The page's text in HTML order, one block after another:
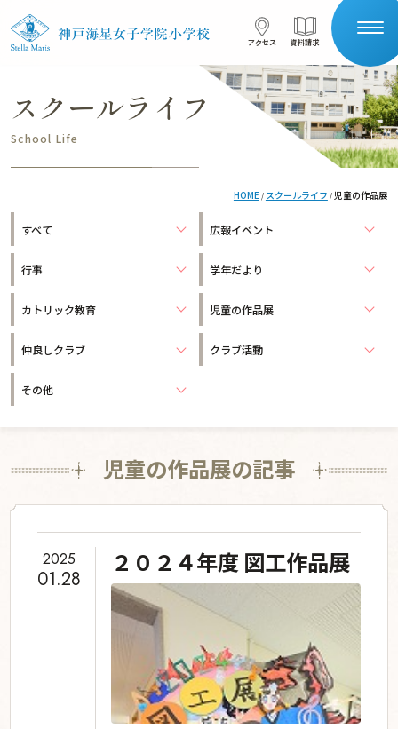
コンテンツへスキップ アクセス 資料請求
アクセス 資料請求
サイト内検索
HOME
学校案内
一貫教育
教育の特色
星の子の一日
年間行事
部活・委員会活動
入学案内
入学案内
募集要項
学校説明会・公開行事
お知らせ
スクールライフ
資料請求
交通アクセス 利用規約・免責事項
スクールライフ
School Life
HOME/ スクールライフ / 児童の作品展
すべて 広報イベント
行事 学年だより
カトリック教育 児童の作品展
仲良しクラブ クラブ活動
その他
児童の作品展の記事
2025
01.28
２０２４年度 図工作品展